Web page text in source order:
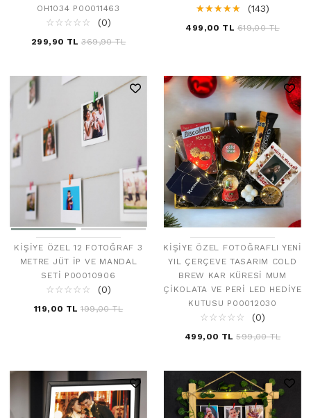
OH1034 P00011463
☆ ☆ ☆ ☆ ☆
★ ★ ★ ★ ★ (0)
299,90 TL 369,90 TL
☆☆☆☆☆
★★★★★ (143)
499,00 TL 619,00 TL
KIŞIYE ÖZEL 12 FOTOĞRAF 3
METRE JÜT İP VE MANDAL
SETI P00010906
☆ ☆ ☆ ☆ ☆
★ ★ ★ ★ ★ (0)
119,00 TL 199,00 TL
KIŞIYE ÖZEL FOTOĞRAFLI YENI
YIL ÇERÇEVE TASARIM COLD
BREW KAR KÜRESI MUM
ÇIKOLATA VE PERI LED HEDIYE
KUTUSU P00012030
☆ ☆ ☆ ☆ ☆
★ ★ ★ ★ ★ (0)
499,00 TL 599,00 TL